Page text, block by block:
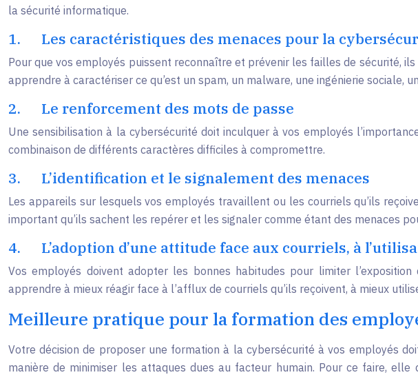
la sécurité informatique.
1. Les caractéristiques des menaces pour la
Pour que vos employés puissent reconnaître et prévenir les failles de sécurité,
apprendre à caractériser ce qu’est un spam, un malware, une ingénierie sociale,
2. Le renforcement des mots de passe
Une sensibilisation à la cybersécurité doit inculquer à vos employés
combinaison de différents caractères difficiles à compromettre.
3. L’identification et le signalement des menaces
Les appareils sur lesquels vos employés travaillent ou les courriels qu’ils
important qu’ils sachent les repérer et les signaler comme étant des menaces
4. L’adoption d’une attitude face aux courriels, à
Vos employés doivent adopter les bonnes habitudes pour limiter
apprendre à mieux réagir face à l’afflux de courriels qu’ils reçoivent, à mieux
Meilleure pratique pour la formation des
Votre décision de proposer une formation à la cybersécurité à vos employés
manière de minimiser les attaques dues au facteur humain. Pour ce faire,